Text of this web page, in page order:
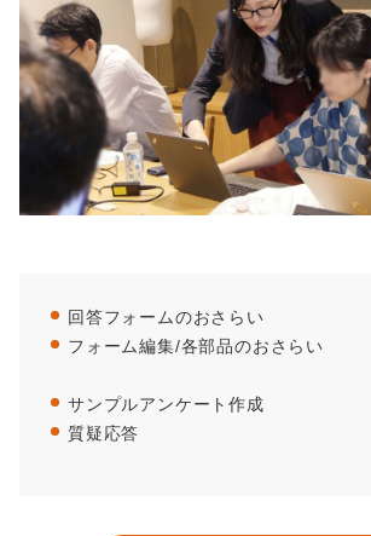
回答フォームのおさらい
フォーム編集/各部品のおさらい
サンプルアンケート作成
質疑応答